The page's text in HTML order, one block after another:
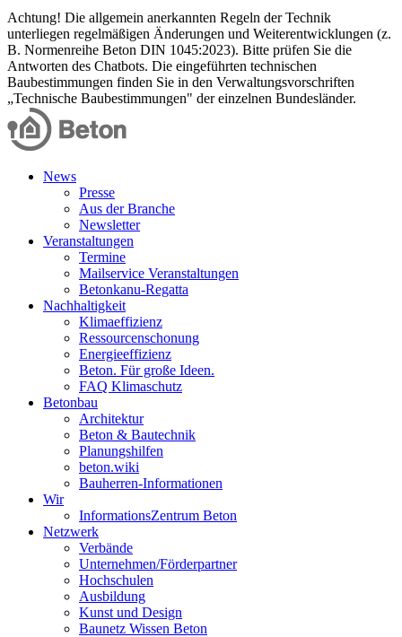
Achtung! Die allgemein anerkannten Regeln der Technik
unterliegen regelmäßigen Änderungen und Weiterentwicklungen (z.
B. Normenreihe Beton DIN 1045:2023). Bitte prüfen Sie die
Antworten des Chatbots. Die eingeführten technischen
Baubestimmungen finden Sie in den Verwaltungsvorschriften
„Technische Baubestimmungen" der einzelnen Bundesländer.
News
Presse
Aus der Branche
Newsletter
Veranstaltungen
Termine
Mailservice Veranstaltungen
Betonkanu-Regatta
Nachhaltigkeit
Klimaeffizienz
Ressourcenschonung
Energieeffizienz
Beton. Für große Ideen.
FAQ Klimaschutz
Betonbau
Architektur
Beton & Bautechnik
Planungshilfen
beton.wiki
Bauherren-Informationen
Wir
InformationsZentrum Beton
Netzwerk
Verbände
Unternehmen/Förderpartner
Hochschulen
Ausbildung
Kunst und Design
Baunetz Wissen Beton